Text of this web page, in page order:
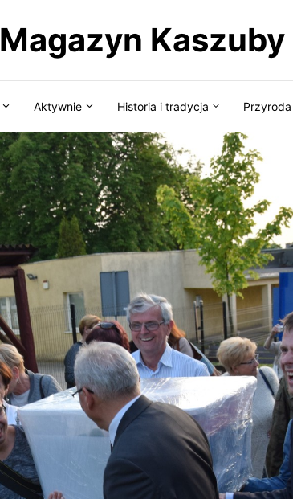
Magazyn Kaszuby
Aktywnie Historia i tradycja Przyroda